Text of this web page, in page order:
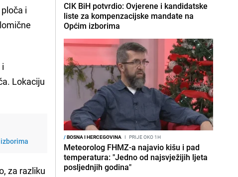
i
i
Lokaciju
za razliku
CIK BiH potvrdio: Ovjerene i kandidatske
liste za kompenzacijske mandate na
Općim izborima
/BOSNA I HERCEGOVINA I PRIJE OKO 1H
Meteorolog FHMZ-a najavio kišu i pad
temperatura: "Jedno od najsvježijih ljeta
posljednjih godina"